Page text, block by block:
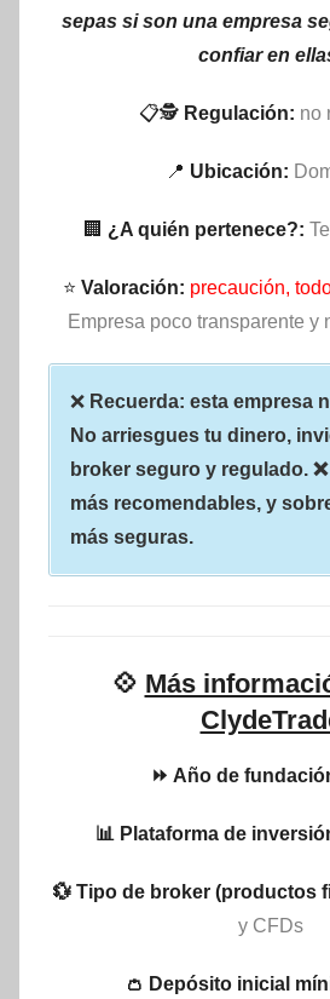
sepas si son una empresa
confiar en
📋🕵 Regulación: no
📍 Ubicación:
🏢 ¿A quién pertenece?:
⭐ Valoración: precaución,
Empresa poco transparente y
❌ Recuerda: esta empresa
No arriesgues tu dinero,
broker seguro y regulado.
más recomendables, y
más seguras.
💠 Más
⏩ Año de
📊 Plataforma de
💱 Tipo de broker (productos
y CFDs
👛 Depósito inicial